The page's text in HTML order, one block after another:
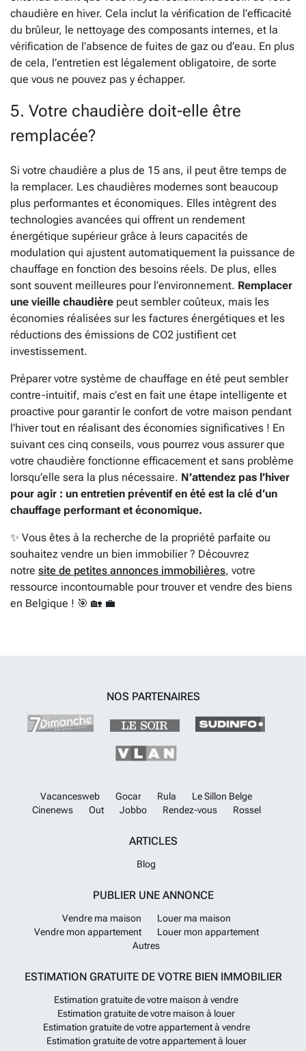
chaudière en hiver. Cela inclut la vérification de l’efficacité
du brûleur, le nettoyage des composants internes, et la
vérification de l’absence de fuites de gaz ou d’eau. En plus
de cela, l’entretien est légalement obligatoire, de sorte
que vous ne pouvez pas y échapper.
5. Votre chaudière doit-elle être
remplacée?
Si votre chaudière a plus de 15 ans, il peut être temps de
la remplacer. Les chaudières modernes sont beaucoup
plus performantes et économiques. Elles intègrent des
technologies avancées qui offrent un rendement
énergétique supérieur grâce à leurs capacités de
modulation qui ajustent automatiquement la puissance de
chauffage en fonction des besoins réels. De plus, elles
sont souvent meilleures pour l’environnement. Remplacer
une vieille chaudière peut sembler coûteux, mais les
économies réalisées sur les factures énergétiques et les
réductions des émissions de CO2 justifient cet
investissement.
Préparer votre système de chauffage en été peut sembler
contre-intuitif, mais c’est en fait une étape intelligente et
proactive pour garantir le confort de votre maison pendant
l’hiver tout en réalisant des économies significatives ! En
suivant ces cinq conseils, vous pourrez vous assurer que
votre chaudière fonctionne efficacement et sans problème
lorsqu’elle sera la plus nécessaire. N’attendez pas l’hiver
pour agir : un entretien préventif en été est la clé d’un
chauffage performant et économique.
✨ Vous êtes à la recherche de la propriété parfaite ou
souhaitez vendre un bien immobilier ? Découvrez
notre site de petites annonces immobilières, votre
ressource incontournable pour trouver et vendre des biens
en Belgique ! 🎯 🏡 💼
NOS PARTENAIRES
Vacancesweb Gocar Rula
Le Sillon Belge
Cinenews
Out Jobbo Rendez-vous Rossel
ARTICLES
Blog
PUBLIER UNE ANNONCE
Vendre ma maison
Louer ma maison
Vendre mon appartement
Louer mon appartement
Autres
ESTIMATION GRATUITE DE VOTRE BIEN IMMOBILIER
Estimation gratuite de votre maison à vendre
Estimation gratuite de votre maison à louer
Estimation gratuite de votre appartement à vendre
Estimation gratuite de votre appartement à louer